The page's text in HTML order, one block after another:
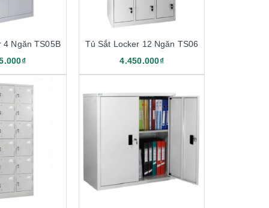
4 Ngăn TS05B
Tủ Sắt Locker 12 Ngăn TS06
4.450.000₫